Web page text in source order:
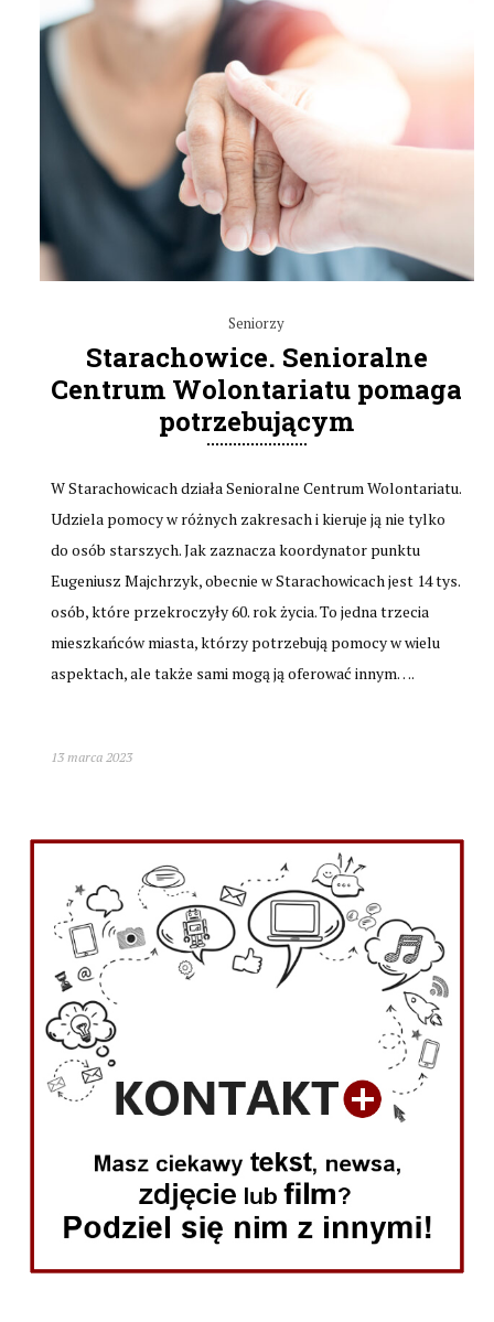
Seniorzy
Starachowice. Senioralne
Centrum Wolontariatu pomaga
potrzebującym
W Starachowicach działa Senioralne Centrum Wolontariatu.
Udziela pomocy w różnych zakresach i kieruje ją nie tylko
do osób starszych. Jak zaznacza koordynator punktu
Eugeniusz Majchrzyk, obecnie w Starachowicach jest 14 tys.
osób, które przekroczyły 60. rok życia. To jedna trzecia
mieszkańców miasta, którzy potrzebują pomocy w wielu
aspektach, ale także sami mogą ją oferować innym….
13 marca 2023